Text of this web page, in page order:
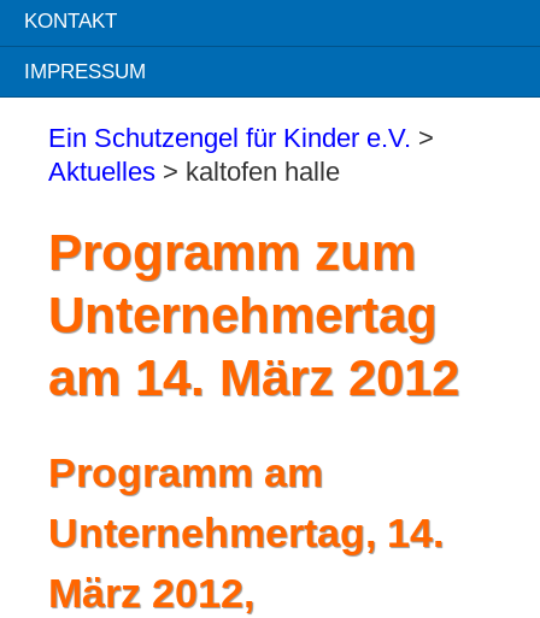
KONTAKT
IMPRESSUM
Ein Schutzengel für Kinder e.V. >
Aktuelles > kaltofen halle
Programm zum
Unternehmertag
am 14. März 2012
Programm am
Unternehmertag, 14.
März 2012,